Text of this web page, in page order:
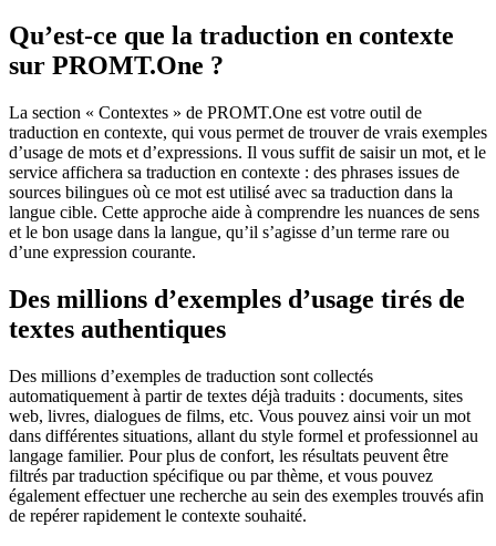
Qu’est-ce que la traduction en contexte
sur PROMT.One ?
La section « Contextes » de PROMT.One est votre outil de
traduction en contexte, qui vous permet de trouver de vrais exemples
d’usage de mots et d’expressions. Il vous suffit de saisir un mot, et le
service affichera sa traduction en contexte : des phrases issues de
sources bilingues où ce mot est utilisé avec sa traduction dans la
langue cible. Cette approche aide à comprendre les nuances de sens
et le bon usage dans la langue, qu’il s’agisse d’un terme rare ou
d’une expression courante.
Des millions d’exemples d’usage tirés de
textes authentiques
Des millions d’exemples de traduction sont collectés
automatiquement à partir de textes déjà traduits : documents, sites
web, livres, dialogues de films, etc. Vous pouvez ainsi voir un mot
dans différentes situations, allant du style formel et professionnel au
langage familier. Pour plus de confort, les résultats peuvent être
filtrés par traduction spécifique ou par thème, et vous pouvez
également effectuer une recherche au sein des exemples trouvés afin
de repérer rapidement le contexte souhaité.